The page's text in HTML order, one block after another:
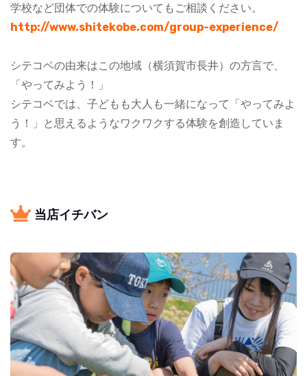
学校など団体での体験についてもご相談ください。
http://www.shitekobe.com/group-experience/
シテコベの由来はこの地域（横須賀市長井）の方言で、
「やってみよう！」
シテコベでは、子どもも大人も一緒になって「やってみよ
う！」と思えるようなワクワクする体験を創造していま
す。
当店イチバン